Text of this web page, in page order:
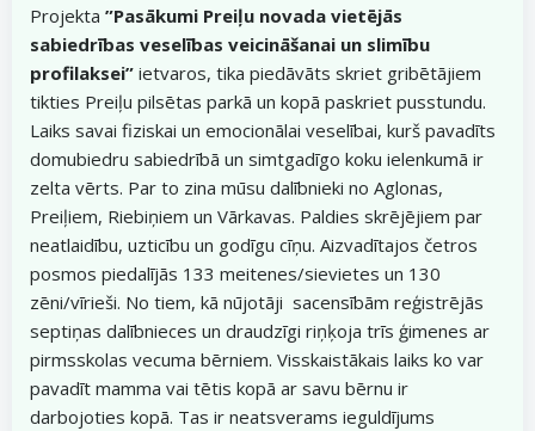
Projekta ”Pasākumi Preiļu novada vietējās
sabiedrības veselības veicināšanai un slimību
profilaksei” ietvaros, tika piedāvāts skriet gribētājiem
tikties Preiļu pilsētas parkā un kopā paskriet pusstundu.
Laiks savai fiziskai un emocionālai veselībai, kurš pavadīts
domubiedru sabiedrībā un simtgadīgo koku ielenkumā ir
zelta vērts. Par to zina mūsu dalībnieki no Aglonas,
Preiļiem, Riebiņiem un Vārkavas. Paldies skrējējiem par
neatlaidību, uzticību un godīgu cīņu. Aizvadītajos četros
posmos piedalījās 133 meitenes/sievietes un 130
zēni/vīrieši. No tiem, kā nūjotāji sacensībām reģistrējās
septiņas dalībnieces un draudzīgi riņķoja trīs ģimenes ar
pirmsskolas vecuma bērniem. Visskaistākais laiks ko var
pavadīt mamma vai tētis kopā ar savu bērnu ir
darbojoties kopā. Tas ir neatsverams ieguldījums